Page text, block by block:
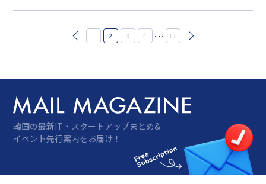
ー
送
り
1 2 3 4 … 17
韓国の最新IT・スタートアップまとめ&
イベント先行案内をお届け！